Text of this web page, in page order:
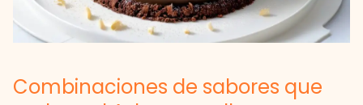
Combinaciones de sabores que